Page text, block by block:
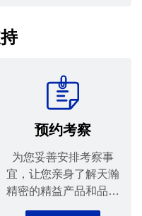
预约考察
为您妥善安排考察事
宜，让您亲身了解天瀚
精密的精益产品和品质
服务。